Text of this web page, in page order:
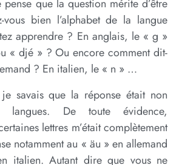
que la question mérite d’être
vous bien l’alphabet de la langue
apprendre ? En anglais, le « g »
« djé » ? Ou encore comment dit-
? En italien, le « n » …
savais que la réponse était non
langues. De toute évidence,
lettres m’était complètement
notamment au « äu » en allemand
italien. Autant dire que vous ne